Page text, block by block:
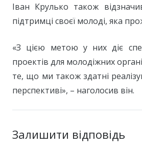
Іван Крулько також
підтримці своєї молоді, яка
«З цією метою у них діє
проектів для молодіжних
те, що ми також здатні
перспективі», – наголосив він.
Залишити відповідь